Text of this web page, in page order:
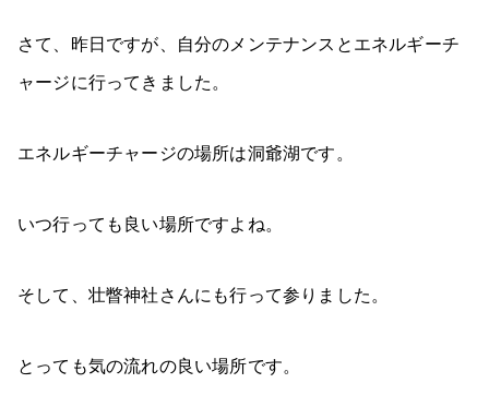
さて、昨日ですが、自分のメンテナンスとエネルギーチ
ャージに行ってきました。
エネルギーチャージの場所は洞爺湖です。
いつ行っても良い場所ですよね。
そして、壮瞥神社さんにも行って参りました。
とっても気の流れの良い場所です。